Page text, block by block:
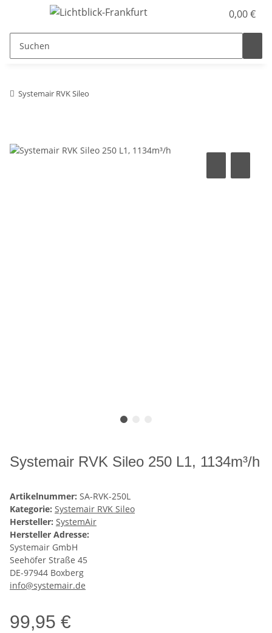
0,00 €
Systemair RVK Sileo
Systemair RVK Sileo 250 L1, 1134m³/h
Artikelnummer: SA-RVK-250L
Kategorie: Systemair RVK Sileo
Hersteller: SystemAir
Hersteller Adresse:
Systemair GmbH
Seehöfer Straße 45
DE-97944 Boxberg
info@systemair.de
99,95 €